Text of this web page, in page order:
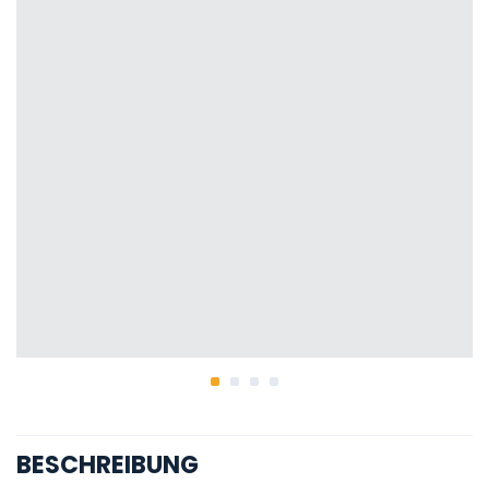
BESCHREIBUNG